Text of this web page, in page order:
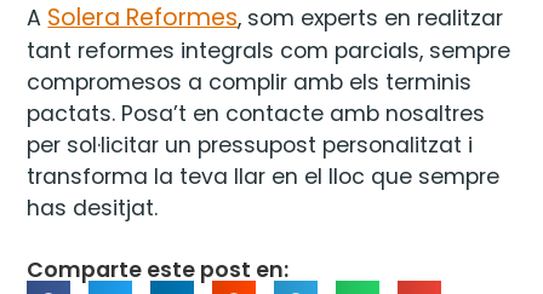
A Solera Reformes, som experts en realitzar
tant reformes integrals com parcials, sempre
compromesos a complir amb els terminis
pactats. Posa’t en contacte amb nosaltres
per sol·licitar un pressupost personalitzat i
transforma la teva llar en el lloc que sempre
has desitjat.
Comparte este post en: